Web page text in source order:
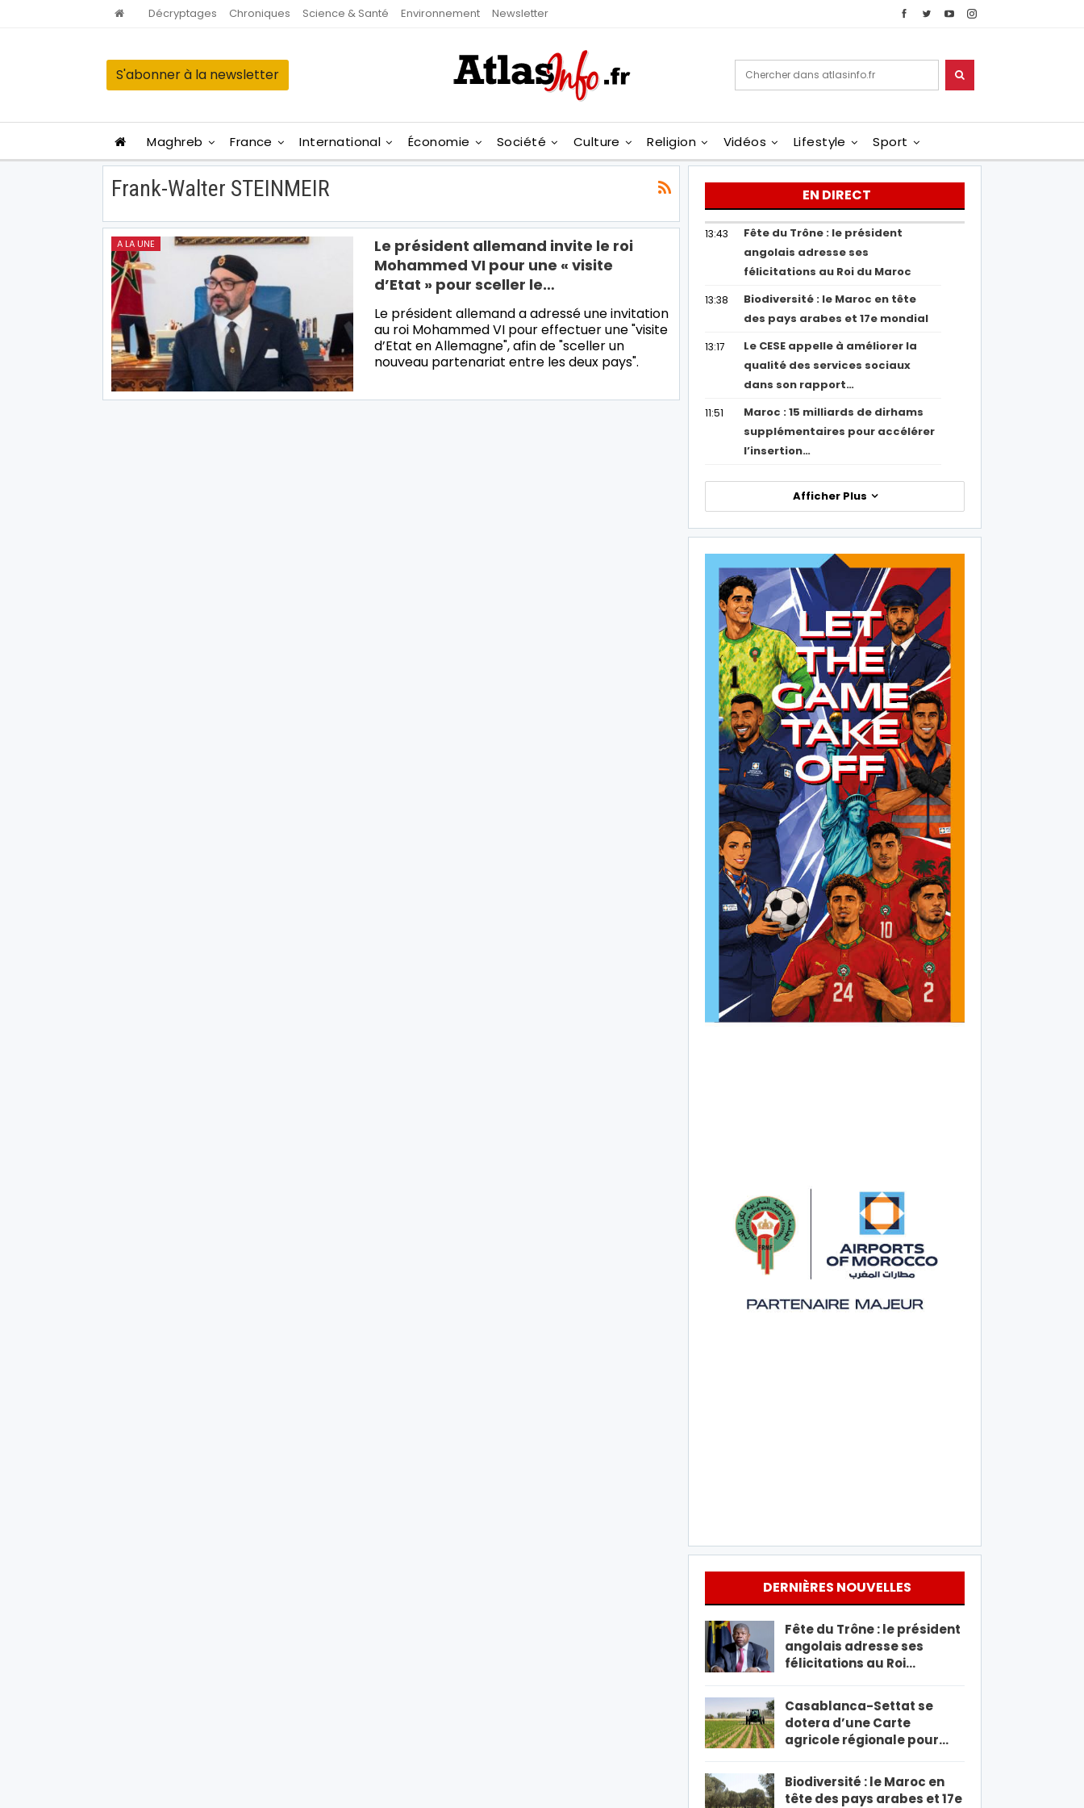
Décryptages Chroniques Science & Santé Environnement Newsletter
S'abonner à la newsletter
Maghreb France International Économie Société Culture Religion Vidéos Lifestyle Sport
Frank-Walter STEINMEIR
A LA UNE
Le président allemand invite le roi
Mohammed VI pour une « visite
d’Etat » pour sceller le…
Le président allemand a adressé une invitation
au roi Mohammed VI pour effectuer une "visite
d’Etat en Allemagne", afin de "sceller un
nouveau partenariat entre les deux pays".
EN DIRECT
13:43
Fête du Trône : le président
angolais adresse ses
félicitations au Roi du Maroc
13:38
Biodiversité : le Maroc en tête
des pays arabes et 17e mondial
13:17
Le CESE appelle à améliorer la
qualité des services sociaux
dans son rapport…
11:51
Maroc : 15 milliards de dirhams
supplémentaires pour accélérer
l’insertion…
Afficher Plus
DERNIÈRES NOUVELLES
Fête du Trône : le président
angolais adresse ses
félicitations au Roi…
Casablanca-Settat se
dotera d’une Carte
agricole régionale pour…
Biodiversité : le Maroc en
tête des pays arabes et 17e